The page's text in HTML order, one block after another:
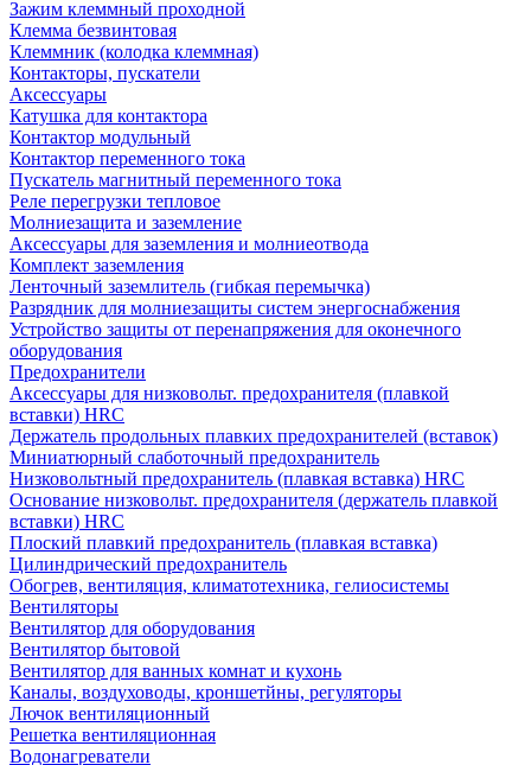
Зажим клеммный проходной
Клемма безвинтовая
Клеммник (колодка клеммная)
Контакторы, пускатели
Аксессуары
Катушка для контактора
Контактор модульный
Контактор переменного тока
Пускатель магнитный переменного тока
Реле перегрузки тепловое
Молниезащита и заземление
Аксессуары для заземления и молниеотвода
Комплект заземления
Ленточный заземлитель (гибкая перемычка)
Разрядник для молниезащиты систем энергоснабжения
Устройство защиты от перенапряжения для оконечного
оборудования
Предохранители
Аксессуары для низковольт. предохранителя (плавкой
вставки) HRC
Держатель продольных плавких предохранителей (вставок)
Миниатюрный слаботочный предохранитель
Низковольтный предохранитель (плавкая вставка) HRC
Основание низковольт. предохранителя (держатель плавкой
вставки) HRC
Плоский плавкий предохранитель (плавкая вставка)
Цилиндрический предохранитель
Обогрев, вентиляция, климатотехника, гелиосистемы
Вентиляторы
Вентилятор для оборудования
Вентилятор бытовой
Вентилятор для ванных комнат и кухонь
Каналы, воздуховоды, кроншетйны, регуляторы
Лючок вентиляционный
Решетка вентиляционная
Водонагреватели